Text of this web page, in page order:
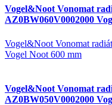
Vogel&Noot Vonomat
AZ0BW060V0002000
Vogel&Noot Vonomat
Vogel Noot 600 mm
Vogel&Noot Vonomat
AZ0BW050V0002000